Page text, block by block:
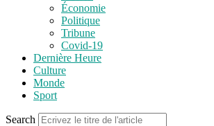
Économie
Politique
Tribune
Covid-19
Dernière Heure
Culture
Monde
Sport
Search